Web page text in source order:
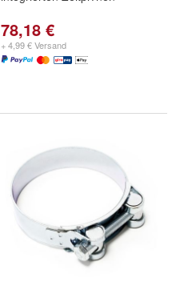
78,18 €
+ 4,99 € Versand